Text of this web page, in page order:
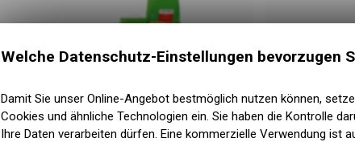
Welche Datenschutz-Einstellungen bevorzugen
Damit Sie unser Online-Angebot bestmöglich nutzen können,
Cookies und ähnliche Technologien ein. Sie haben die Kontrolle
Ihre Daten verarbeiten dürfen. Eine kommerzielle Verwendung ist